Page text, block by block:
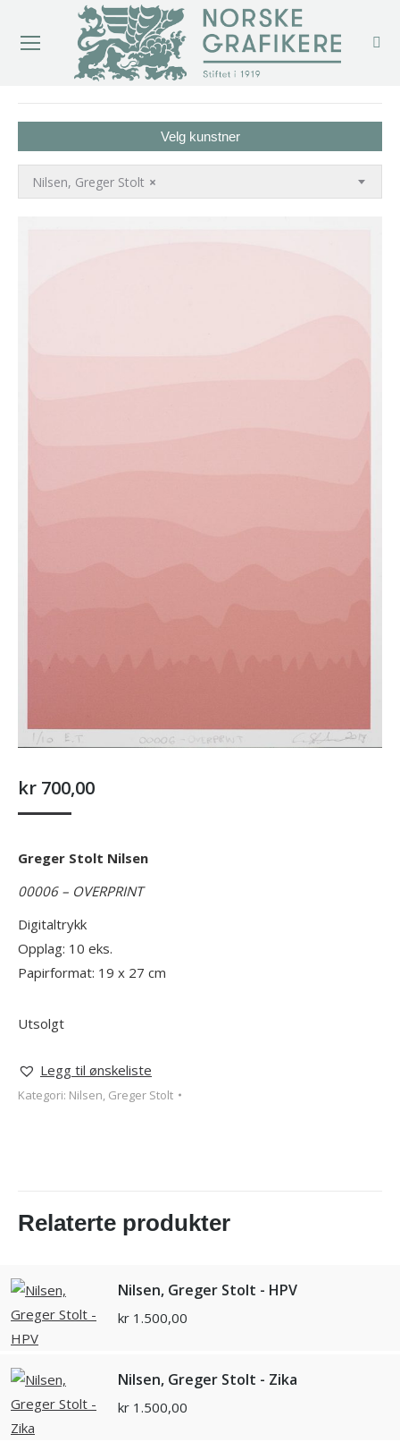
Velg kunstner
×
Nilsen, Greger Stolt
kr 700,00
Greger Stolt Nilsen
00006 – OVERPRINT
Digitaltrykk
Opplag: 10 eks.
Papirformat: 19 x 27 cm
Utsolgt
Legg til ønskeliste
Kategori: Nilsen, Greger Stolt
Relaterte produkter
Nilsen, Greger Stolt - HPV
kr 1.500,00
Nilsen, Greger Stolt - Zika
kr 1.500,00